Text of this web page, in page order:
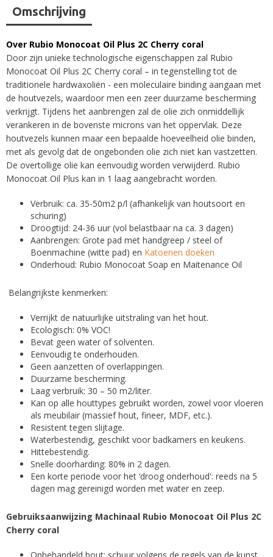
Omschrijving
Over Rubio Monocoat Oil Plus 2C Cherry coral
Door zijn unieke technologische eigenschappen zal Rubio
Monocoat Oil Plus 2C Cherry coral – in tegenstelling tot de
traditionele hardwaxoliën - een moleculaire binding aangaan met
de houtvezels, waardoor men een zeer duurzame bescherming
verkrijgt. Tijdens het aanbrengen zal de olie zich onmiddellijk
verankeren in de bovenste microns van het oppervlak. Deze
houtvezels kunnen maar een bepaalde hoeveelheid olie binden,
met als gevolg dat de ongebonden olie zich niet kan vastzetten.
De overtollige olie kan eenvoudig worden verwijderd. Rubio
Monocoat Oil Plus kan in 1 laag aangebracht worden.
Verbruik: ca. 35-50m2 p/l (afhankelijk van houtsoort en
schuring)
Droogtijd: 24-36 uur (vol belastbaar na ca. 3 dagen)
Aanbrengen: Grote pad met handgreep / steel of
Boenmachine (witte pad) en Katoenen doeken
Onderhoud: Rubio Monocoat Soap en Maitenance Oil
Belangrijkste kenmerken:
Verrijkt de natuurlijke uitstraling van het hout.
Ecologisch: 0% VOC!
Bevat geen water of solventen.
Eenvoudig te onderhouden.
Geen aanzetten of overlappingen.
Duurzame bescherming.
Laag verbruik: 30 – 50 m2/liter.
Kan op alle houttypes gebruikt worden, zowel voor vloeren
als meubilair (massief hout, fineer, MDF, etc.).
Resistent tegen slijtage.
Waterbestendig, geschikt voor badkamers en keukens.
Hittebestendig.
Snelle doorharding: 80% in 2 dagen.
Een korte periode voor het ‘droog onderhoud': reeds na 5
dagen mag gereinigd worden met water en zeep.
Gebruiksaanwijzing Machinaal Rubio Monocoat Oil Plus 2C
Cherry coral
Onbehandeld hout: schuur volgens de regels van de kunst.